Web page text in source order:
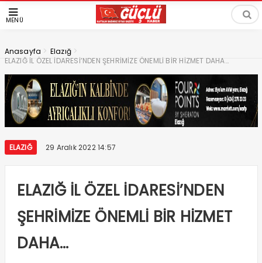
MENÜ
Anasayfa > Elazığ >
ELAZIĞ İL ÖZEL İDARESİ’NDEN ŞEHRİMİZE ÖNEMLİ BİR HİZMET DAHA…
ELAZIĞ 29 Aralık 2022 14:57
ELAZIĞ İL ÖZEL İDARESİ’NDEN
ŞEHRİMİZE ÖNEMLİ BİR HİZMET
DAHA…